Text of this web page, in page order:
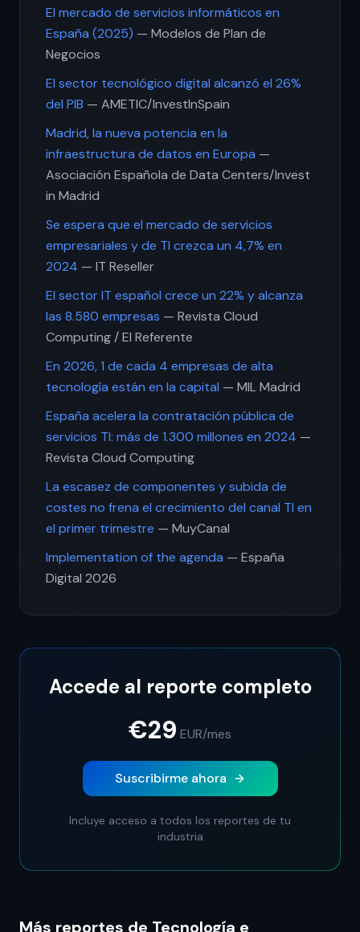
El mercado de servicios informáticos en
España (2025) — Modelos de Plan de
Negocios
El sector tecnológico digital alcanzó el 26%
del PIB — AMETIC/InvestInSpain
Madrid, la nueva potencia en la
infraestructura de datos en Europa —
Asociación Española de Data Centers/Invest
in Madrid
Se espera que el mercado de servicios
empresariales y de TI crezca un 4,7% en
2024 — IT Reseller
El sector IT español crece un 22% y alcanza
las 8.580 empresas — Revista Cloud
Computing / El Referente
En 2026, 1 de cada 4 empresas de alta
tecnología están en la capital — MIL Madrid
España acelera la contratación pública de
servicios TI: más de 1.300 millones en 2024 —
Revista Cloud Computing
La escasez de componentes y subida de
costes no frena el crecimiento del canal TI en
el primer trimestre — MuyCanal
Implementation of the agenda — España
Digital 2026
Accede al reporte completo
€29 EUR/mes
Suscribirme ahora
Incluye acceso a todos los reportes de tu
industria
Más reportes de Tecnología e